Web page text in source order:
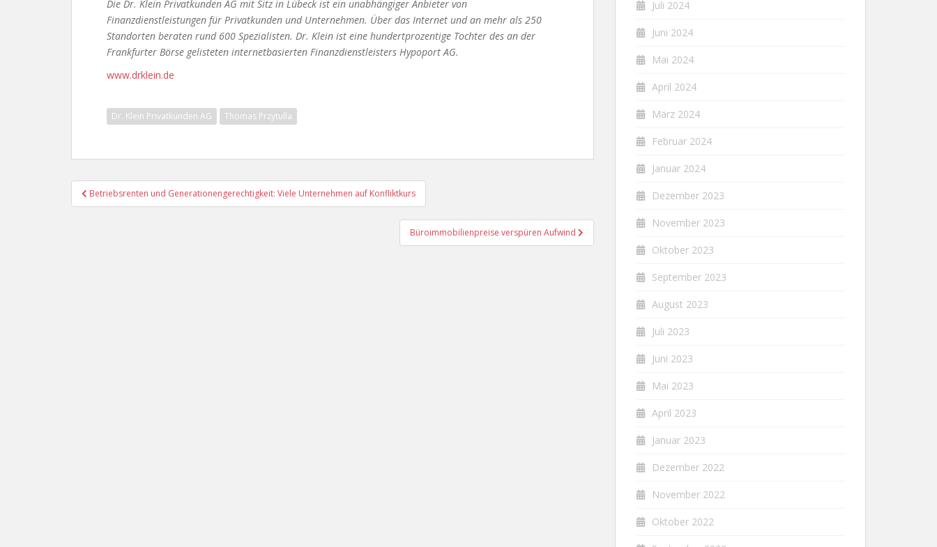
Die Dr. Klein Privatkunden AG mit Sitz in Lübeck ist ein unabhängiger Anbieter von
Finanzdienstleistungen für Privatkunden und Unternehmen. Über das Internet und an mehr als 250
Standorten beraten rund 600 Spezialisten. Dr. Klein ist eine hundertprozentige Tochter des an der
Frankfurter Börse gelisteten internetbasierten Finanzdienstleisters Hypoport AG.
www.drklein.de
Dr. Klein Privatkunden AG Thomas Przytulla
Beitragsnavigation
Betriebsrenten und Generationengerechtigkeit: Viele Unternehmen auf Konfliktkurs
Büroimmobilienpreise verspüren Aufwind
Juli 2024
Juni 2024
Mai 2024
April 2024
März 2024
Februar 2024
Januar 2024
Dezember 2023
November 2023
Oktober 2023
September 2023
August 2023
Juli 2023
Juni 2023
Mai 2023
April 2023
Januar 2023
Dezember 2022
November 2022
Oktober 2022